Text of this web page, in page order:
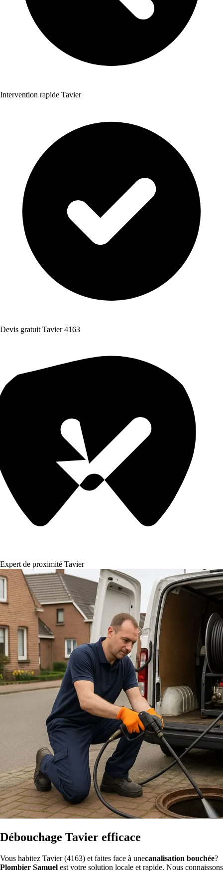
Intervention rapide Tavier
Devis gratuit Tavier 4163
Expert de proximité Tavier
Débouchage Tavier efficace
Vous habitez Tavier (4163) et faites face à unecanalisation bouchée?
Plombier Samuel est votre solution locale et rapide. Nous connaissons